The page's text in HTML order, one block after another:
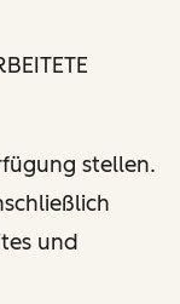
stellen.
und